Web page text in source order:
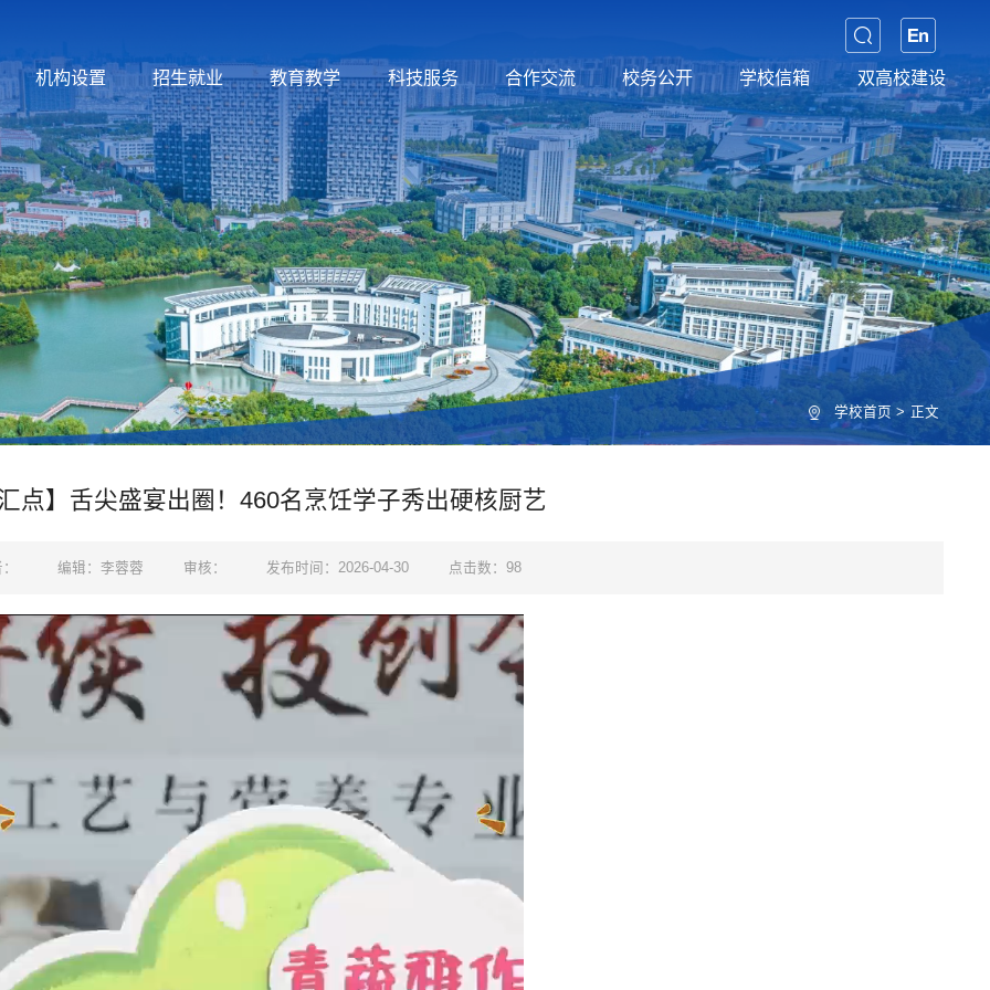
机构设置 招生就业 教育教学 科技服务 合作交流 校务公开 学校信箱 双高校建设
学校首页 > 正文
点】舌尖盛宴出圈！460名烹饪学子秀出硬核厨艺
编辑：李蓉蓉 审核： 发布时间：2026-04-30 点击数： 98